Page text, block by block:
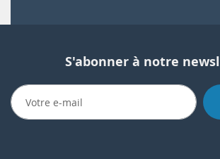
S'abonner à notre